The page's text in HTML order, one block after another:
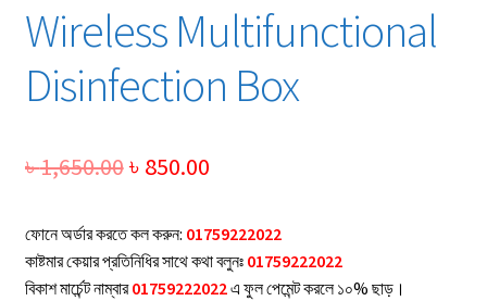
Wireless Multifunctional
Disinfection Box
৳1,650.00Original
was:
৳ 1,650.00.
৳ 850.00Current
is:
৳ 850.00.
ফোনে অর্ডার করতে কল করুন: 01759222022
কাষ্টমার কেয়ার প্রতিনিধির সাথে কথা বলুনঃ 01759222022
বিকাশ মার্চেন্ট নাম্বার01759222022এ ফুল পেমেন্ট করলে ১০% ছাড়।